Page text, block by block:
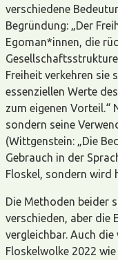
verschiedene
Begründung: „Der
Egoman*innen, die
Freiheit verkehren sie
essenziellen Werte
zum eigenen
sondern seine
(Wittgenstein: „Die
Gebrauch in der
Floskel, sondern wird
Die Methoden beider
verschieden, aber die
vergleichbar. Auch
Floskelwolke 2022